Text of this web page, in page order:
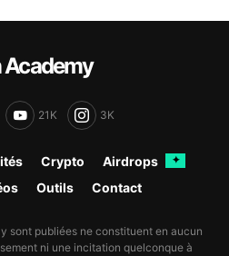
Academy
21K 3K
Crypto Airdrops ✦
Outils Contact
sont publiées ne constituent en aucun
ni une incitation quelconque à